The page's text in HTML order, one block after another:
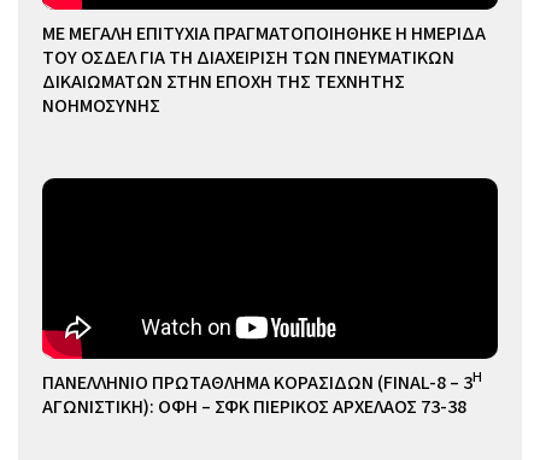
ΜΕ ΜΕΓΑΛΗ ΕΠΙΤΥΧΙΑ ΠΡΑΓΜΑΤΟΠΟΙΗΘΗΚΕ Η ΗΜΕΡΙΔΑ
ΤΟΥ ΟΣΔΕΛ ΓΙΑ ΤΗ ΔΙΑΧΕΙΡΙΣΗ ΤΩΝ ΠΝΕΥΜΑΤΙΚΩΝ
ΔΙΚΑΙΩΜΑΤΩΝ ΣΤΗΝ ΕΠΟΧΗ ΤΗΣ ΤΕΧΝΗΤΗΣ
ΝΟΗΜΟΣΥΝΗΣ
ΠΑΝΕΛΛΗΝΙΟ ΠΡΩΤΑΘΛΗΜΑ ΚΟΡΑΣΙΔΩΝ (FINAL-8 – 3Η
ΑΓΩΝΙΣΤΙΚΗ): ΟΦΗ – ΣΦΚ ΠΙΕΡΙΚΟΣ ΑΡΧΕΛΑΟΣ 73-38